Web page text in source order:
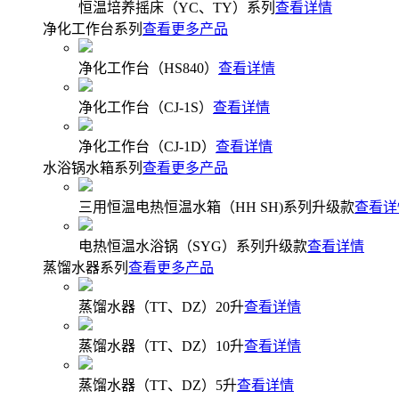
恒温培养摇床（YC、TY）系列 查看详情
净化工作台系列 查看更多产品
净化工作台（HS840） 查看详情
净化工作台（CJ-1S） 查看详情
净化工作台（CJ-1D） 查看详情
水浴锅水箱系列 查看更多产品
三用恒温电热恒温水箱（HH SH)系列升级款查看
电热恒温水浴锅（SYG）系列升级款查看详情
蒸馏水器系列 查看更多产品
蒸馏水器（TT、DZ）20升查看详情
蒸馏水器（TT、DZ）10升查看详情
蒸馏水器（TT、DZ）5升查看详情